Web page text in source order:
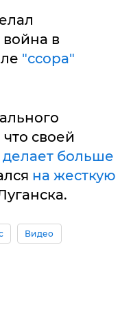
война в
"ссора"
своей
делает больше
на жесткую
Видео